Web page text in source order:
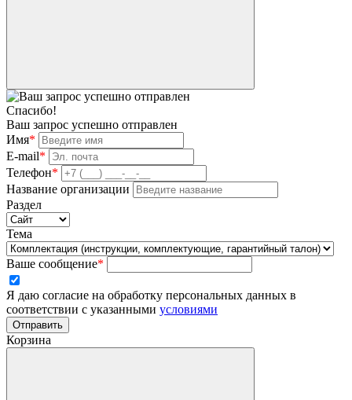
Спасибо!
Ваш запрос успешно отправлен
Имя*
E-mail*
Телефон*
Название организации
Раздел
Тема
Ваше сообщение*
Я даю согласие на обработку персональных данных в
соответствии с указанными условиями
Отправить
Корзина